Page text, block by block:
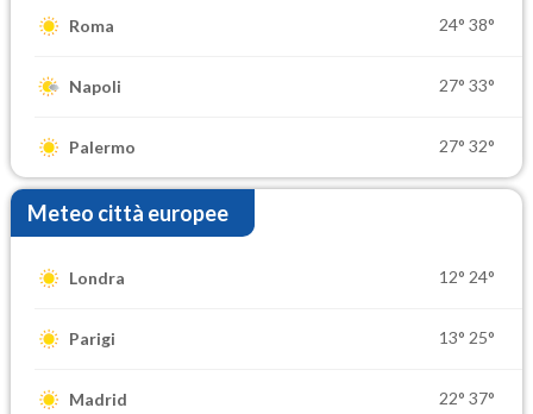
Roma 24° 38°
Napoli 27° 33°
Palermo 27° 32°
Meteo città europee
Londra 12° 24°
Parigi 13° 25°
Madrid 22° 37°